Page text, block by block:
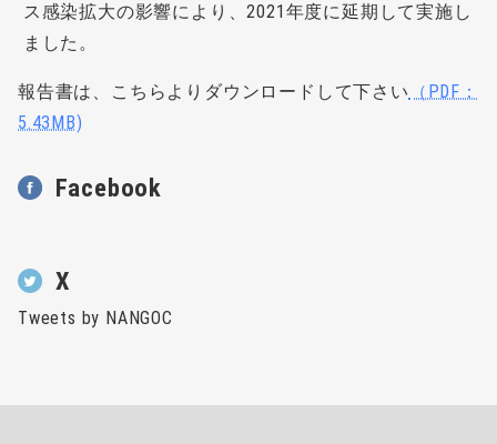
ス感染拡大の影響により、2021年度に延期して実施し
ました。
報告書は、こちらよりダウンロードして下さい （PDF：
5.43MB)
Facebook
X
Tweets by NANGOC